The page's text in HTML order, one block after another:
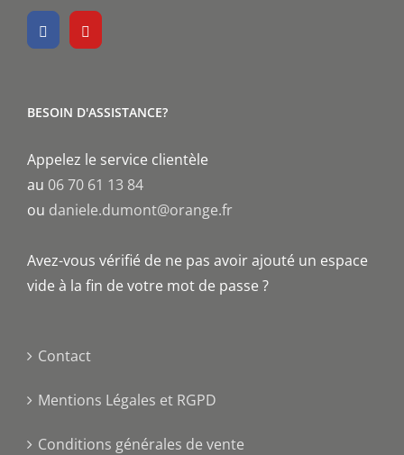
BESOIN D'ASSISTANCE?
Appelez le service clientèle
au 06 70 61 13 84
ou daniele.dumont@orange.fr
Avez-vous vérifié de ne pas avoir ajouté un espace
vide à la fin de votre mot de passe ?
Contact
Mentions Légales et RGPD
Conditions générales de vente